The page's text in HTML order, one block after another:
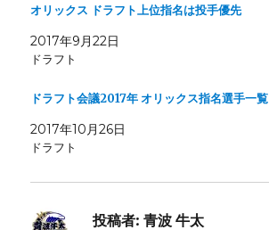
オリックス ドラフト上位指名は投手優先
2017年9月22日
ドラフト
ドラフト会議2017年 オリックス指名選手一覧
2017年10月26日
ドラフト
投稿者: 青波 牛太